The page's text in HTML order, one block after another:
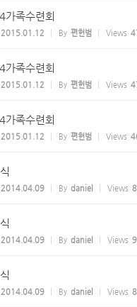
가족수련회
2015.01.12 By 편헌범 Views
가족수련회
2015.01.12 By 편헌범 Views
가족수련회
2015.01.12 By 편헌범 Views
2014.04.09 By daniel Views
2014.04.09 By daniel Views
2014.04.09 By daniel Views